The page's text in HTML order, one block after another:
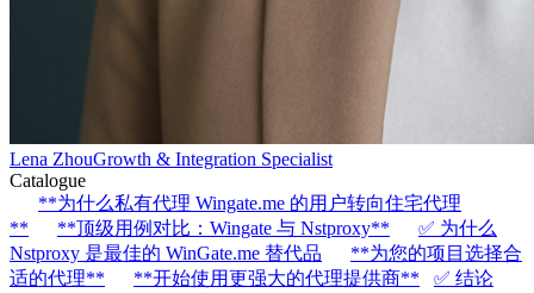
Lena ZhouGrowth & Integration Specialist
Catalogue
**为什么私有代理 Wingate.me 的用户转向住宅代理
**
**顶级用例对比：Wingate 与 Nstproxy**
✅ 为什么
Nstproxy 是最佳的 WinGate.me 替代品
**为您的项目选择合
适的代理**
**开始使用更强大的代理提供商**
✅ 结论